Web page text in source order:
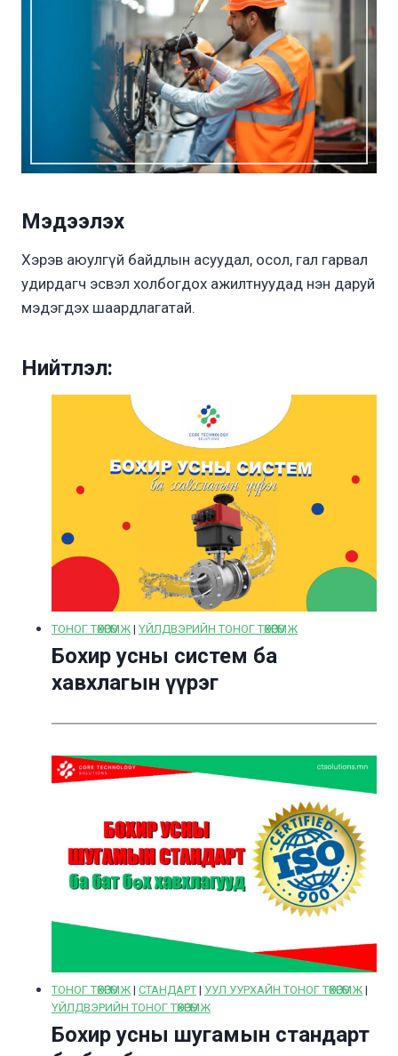
Мэдээлэх
Хэрэв аюулгүй байдлын асуудал, осол, гал гарвал
удирдагч эсвэл холбогдох ажилтнуудад нэн даруй
мэдэгдэх шаардлагатай.
Нийтлэл:
ТОНОГ ТӨХӨӨРӨМЖ | ҮЙЛДВЭРИЙН ТОНОГ ТӨХӨӨРӨМЖ
Бохир усны систем ба
хавхлагын үүрэг
ТОНОГ ТӨХӨӨРӨМЖ | СТАНДАРТ | УУЛ УУРХАЙН ТОНОГ ТӨХӨӨРӨМЖ |
ҮЙЛДВЭРИЙН ТОНОГ ТӨХӨӨРӨМЖ
Бохир усны шугамын стандарт